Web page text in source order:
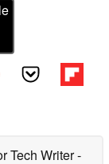
Tech Writer-